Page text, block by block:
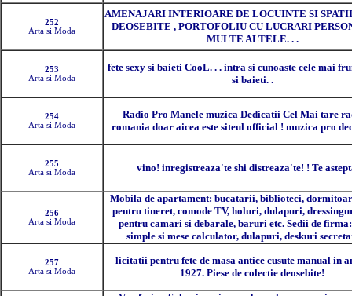
252
Arta si Moda
AMENAJARI INTERIOARE DE LOCUINTE SI
DEOSEBITE , PORTOFOLIU CU LUCRARI
MULTE ALTELE. . .
253
Arta si Moda
fete sexy si baieti CooL. . . intra si cunoaste cele mai
si baieti. .
254
Arta si Moda
Radio Pro Manele muzica Dedicatii Cel Mai tare
romania doar aicea este siteul official ! muzica pro
255
Arta si Moda
vino! inregistreaza'te shi distreaza'te! ! Te
256
Arta si Moda
Mobila de apartament: bucatarii, biblioteci,
pentru tineret, comode TV, holuri, dulapuri,
pentru camari si debarale, baruri etc. Sedii de
simple si mese calculator, dulapuri, deskuri
257
Arta si Moda
licitatii pentru fete de masa antice cusute manual in
1927. Piese de colectie deosebite!